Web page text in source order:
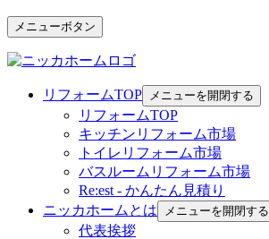
メニューボタン
リフォームTOP メニューを開閉する
リフォームTOP
キッチンリフォーム市場
トイレリフォーム市場
バスルームリフォーム市場
Re:est - かんたん見積り
ニッカホームとは
メニューを開閉する
代表挨拶